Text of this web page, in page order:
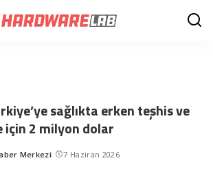
sağlıkta erken teşhis ve
için 2 milyon dolar
Merkezi 7 Haziran 2026